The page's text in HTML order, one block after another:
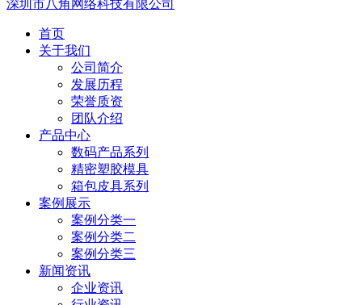
深圳市八角网络科技有限公司
首页
关于我们
公司简介
发展历程
荣誉质资
团队介绍
产品中心
数码产品系列
精密塑胶模具
箱包皮具系列
案例展示
案例分类一
案例分类二
案例分类三
新闻资讯
企业资讯